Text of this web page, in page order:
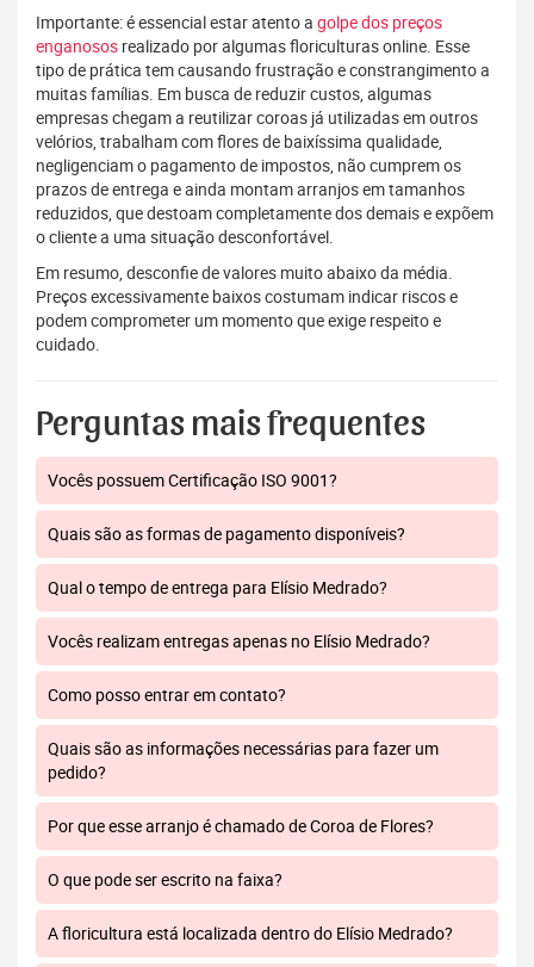
Importante: é essencial estar atento a golpe dos preços
enganosos realizado por algumas floriculturas online. Esse
tipo de prática tem causando frustração e constrangimento a
muitas famílias. Em busca de reduzir custos, algumas
empresas chegam a reutilizar coroas já utilizadas em outros
velórios, trabalham com flores de baixíssima qualidade,
negligenciam o pagamento de impostos, não cumprem os
prazos de entrega e ainda montam arranjos em tamanhos
reduzidos, que destoam completamente dos demais e expõem
o cliente a uma situação desconfortável.
Em resumo, desconfie de valores muito abaixo da média.
Preços excessivamente baixos costumam indicar riscos e
podem comprometer um momento que exige respeito e
cuidado.
Perguntas mais frequentes
Vocês possuem Certificação ISO 9001?
Quais são as formas de pagamento disponíveis?
Qual o tempo de entrega para Elísio Medrado?
Vocês realizam entregas apenas no Elísio Medrado?
Como posso entrar em contato?
Quais são as informações necessárias para fazer um
pedido?
Por que esse arranjo é chamado de Coroa de Flores?
O que pode ser escrito na faixa?
A floricultura está localizada dentro do Elísio Medrado?